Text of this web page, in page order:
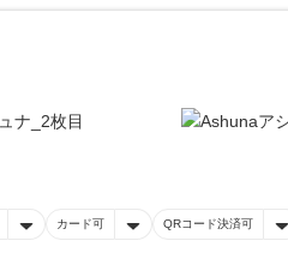
カード可 QRコード決済可